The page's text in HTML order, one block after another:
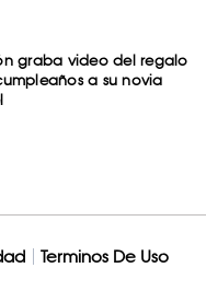
graba video del regalo
a su novia
Terminos De Uso